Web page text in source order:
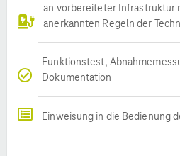
an vorbereiteter Infrastruktur
anerkannten Regeln der
Funktionstest,
Dokumentation
Einweisung in die Bedienung